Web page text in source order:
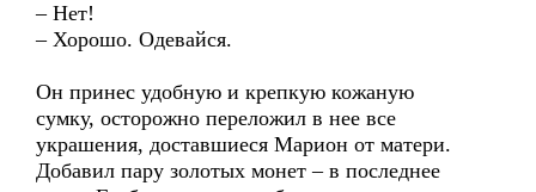
– Нет!
– Хорошо. Одевайся.
Он принес удобную и крепкую кожаную
сумку, осторожно переложил в нее все
украшения, доставшиеся Марион от матери.
Добавил пару золотых монет – в последнее